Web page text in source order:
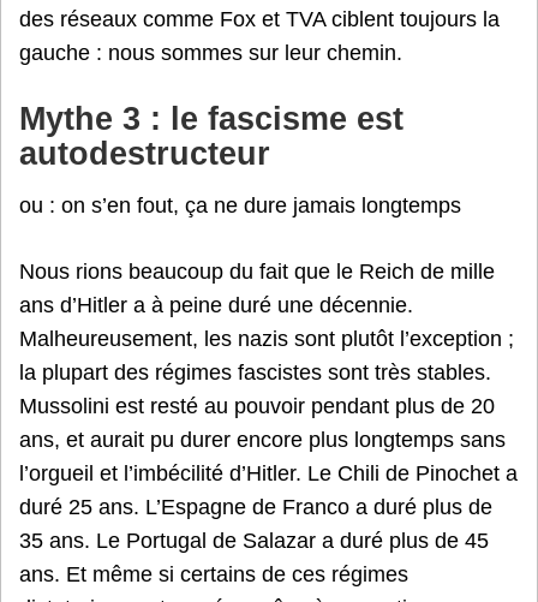
des réseaux comme Fox et TVA ciblent toujours la
gauche : nous sommes sur leur chemin.
Mythe 3 : le fascisme est
autodestructeur
ou : on s’en fout, ça ne dure jamais longtemps
Nous rions beaucoup du fait que le Reich de mille
ans d’Hitler a à peine duré une décennie.
Malheureusement, les nazis sont plutôt l’exception ;
la plupart des régimes fascistes sont très stables.
Mussolini est resté au pouvoir pendant plus de 20
ans, et aurait pu durer encore plus longtemps sans
l’orgueil et l’imbécilité d’Hitler. Le Chili de Pinochet a
duré 25 ans. L’Espagne de Franco a duré plus de
35 ans. Le Portugal de Salazar a duré plus de 45
ans. Et même si certains de ces régimes